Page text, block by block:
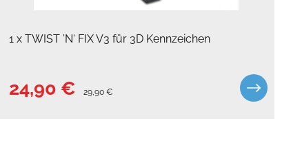
1 x TWIST ’N‘ FIX V3 für 3D Kennzeichen
24,90 € 29,90 €